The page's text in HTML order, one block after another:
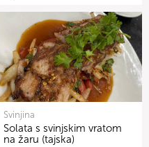
Svinjina
Solata s svinjskim vratom
na žaru (tajska)